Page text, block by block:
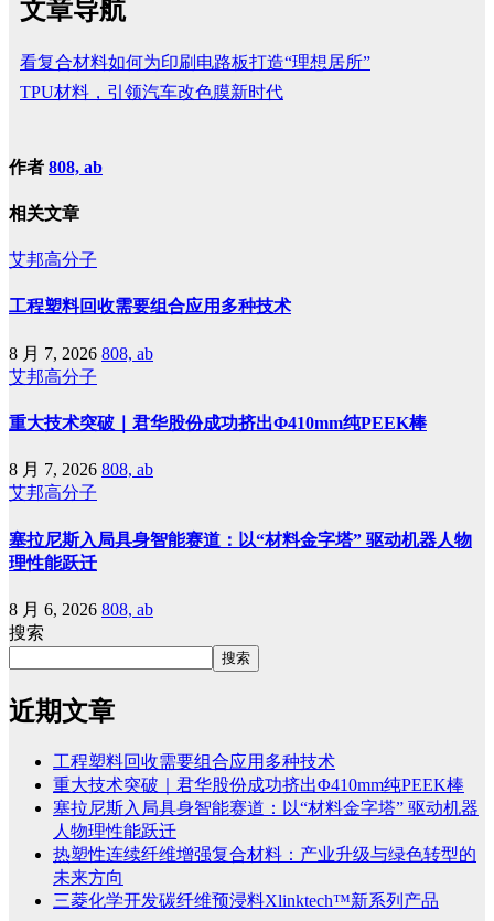
文章导航
看复合材料如何为印刷电路板打造“理想居所”
TPU材料，引领汽车改色膜新时代
作者 808, ab
相关文章
艾邦高分子
工程塑料回收需要组合应用多种技术
8 月 7, 2026 808, ab
艾邦高分子
重大技术突破｜君华股份成功挤出Φ410mm纯PEEK棒
8 月 7, 2026 808, ab
艾邦高分子
塞拉尼斯入局具身智能赛道：以“材料金字塔” 驱动机器人物
理性能跃迁
8 月 6, 2026 808, ab
搜索
搜索
近期文章
工程塑料回收需要组合应用多种技术
重大技术突破｜君华股份成功挤出Φ410mm纯PEEK棒
塞拉尼斯入局具身智能赛道：以“材料金字塔” 驱动机器
人物理性能跃迁
热塑性连续纤维增强复合材料：产业升级与绿色转型的
未来方向
三菱化学开发碳纤维预浸料Xlinktech™新系列产品